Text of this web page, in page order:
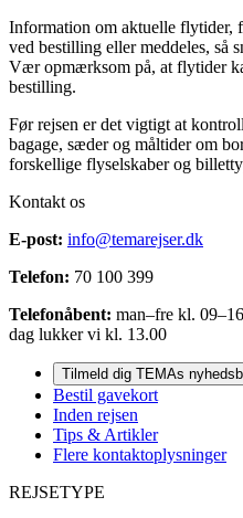
Information om aktuelle flytider,
ved bestilling eller meddeles, så
Vær opmærksom på, at flytider
bestilling.
Før rejsen er det vigtigt at
bagage, sæder og måltider om
forskellige flyselskaber og
Kontakt os
E-post: info@temarejser.dk
Telefon: 70 100 399
Telefonåbent: man–fre kl.
dag lukker vi kl. 13.00
Tilmeld dig TEMAs
Bestil gavekort
Inden rejsen
Tips & Artikler
Flere kontaktoplysninger
REJSETYPE